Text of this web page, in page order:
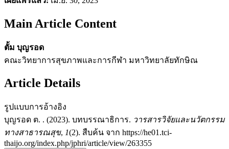
Main Article Content
ตั้ม บุญรอด
คณะวิทยาการสุขภาพและการกีฬา มหาวิทยาลัยทักษิณ
Article Details
รูปแบบการอ้างอิง
บุญรอด ต. . (2023). บทบรรณาธิการ. วารสารวิจัยและนวัตกรรม
ทางสาธารณสุข, 1(2). สืบค้น จาก https://he01.tci-
thaijo.org/index.php/jphri/article/view/263355